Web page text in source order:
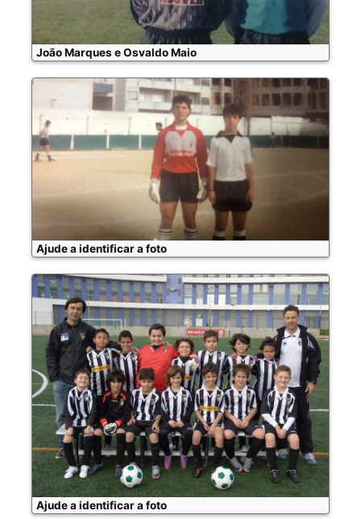
João Marques e Osvaldo Maio
Ajude a identificar a foto
Ajude a identificar a foto